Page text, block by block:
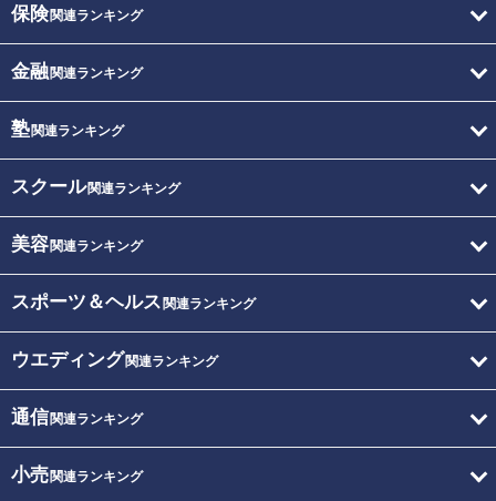
保険関連ランキング
金融関連ランキング
塾関連ランキング
スクール関連ランキング
美容関連ランキング
スポーツ＆ヘルス 関連ランキング
ウエディング関連ランキング
通信関連ランキング
小売関連ランキング